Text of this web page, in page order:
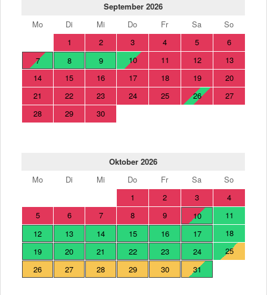
September 2026
Mo
Di Mi Do Fr Sa
So
1
2 3 4 5
6
7
8 9 10 11 12
13
14
15 16 17 18 19
20
21
22 23 24 25 26
27
28
29 30
Oktober 2026
Mo
Di Mi Do Fr Sa
So
1
2 3
4
5
6 7 8 9 10
11
12
13 14 15 16 17
18
19
20 21 22 23 24
25
26
27 28 29 30 31